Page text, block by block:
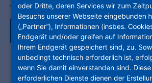
Teile den Artikel auf:
oder Dritte, deren Services wir zum
Besuchs unserer Webseite eingebunden
(„Partner“), Informationen (insbes.
Endgerät und/oder greifen auf
Ihrem Endgerät gespeichert sind, zu.
unbedingt technisch erforderlich ist,
wenn Sie damit einverstanden sind.
erforderlichen Dienste dienen der